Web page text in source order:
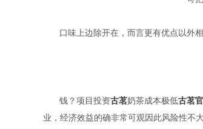
口味上边除开在，而言更有优点以外
钱？项目投资古茗奶茶成本极低古茗
业，经济效益的确非常可观因此风险性不